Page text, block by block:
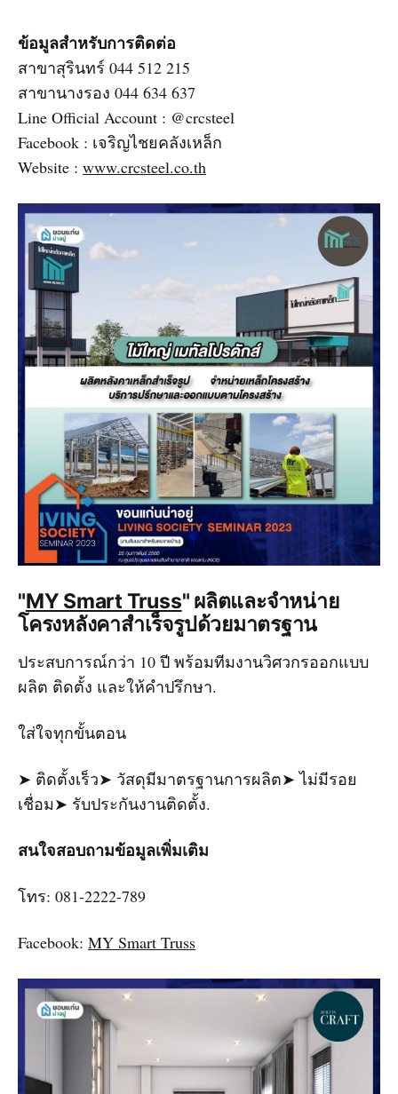
ข้อมูลสำหรับการติดต่อ
สาขาสุรินทร์ 044 512 215
สาขานางรอง 044 634 637
Line Official Account : @crcsteel
Facebook : เจริญไชยคลังเหล็ก
Website : www.crcsteel.co.th
"MY Smart Truss" ผลิตและจำหน่าย
โครงหลังคาสำเร็จรูปด้วยมาตรฐาน
ประสบการณ์กว่า 10 ปี พร้อมทีมงานวิศวกรออกแบบ
ผลิต ติดตั้ง และให้คำปรึกษา.
ใส่ใจทุกขั้นตอน
➤ ติดตั้งเร็ว➤ วัสดุมีมาตรฐานการผลิต➤ ไม่มีรอย
เชื่อม➤ รับประกันงานติดตั้ง.
สนใจสอบถามข้อมูลเพิ่มเติม
โทร: 081-2222-789
Facebook: MY Smart Truss